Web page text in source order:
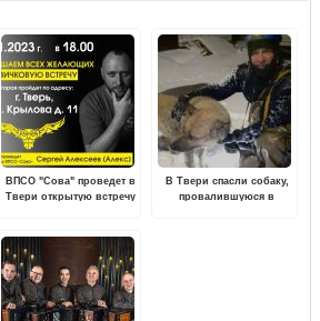
ВПСО "Сова" проведет в
Твери открытую встречу
В Твери спасли собаку,
провалившуюся в